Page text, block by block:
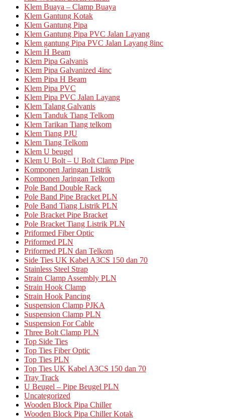
Klem Buaya – Clamp Buaya
Klem Gantung Kotak
Klem Gantung Pipa
Klem Gantung Pipa PVC Jalan Layang
Klem gantung Pipa PVC Jalan Layang 8inc
Klem H Beam
Klem Pipa Galvanis
Klem Pipa Galvanized 4inc
Klem Pipa H Beam
Klem Pipa PVC
Klem Pipa PVC Jalan Layang
Klem Talang Galvanis
Klem Tanduk Tiang Telkom
Klem Tarikan Tiang telkom
Klem Tiang PJU
Klem Tiang Telkom
Klem U beugel
Klem U Bolt – U Bolt Clamp Pipe
Komponen Jaringan Listrik
Komponen Jaringan Telkom
Pole Band Double Rack
Pole Band Pipe Bracket PLN
Pole Band Tiang Listrik PLN
Pole Bracket Pipe Bracket
Pole Bracket Tiang Listrik PLN
Priformed Fiber Optic
Priformed PLN
Priformed PLN dan Telkom
Side Ties UK Kabel A3CS 150 dan 70
Stainless Steel Strap
Strain Clamp Assembly PLN
Strain Hook Clamp
Strain Hook Pancing
Suspension Clamp PJKA
Suspension Clamp PLN
Suspension For Cable
Three Bolt Clamp PLN
Top Side Ties
Top Ties Fiber Optic
Top Ties PLN
Top Ties UK Kabel A3CS 150 dan 70
Tray Track
U Beugel – Pipe Beugel PLN
Uncategorized
Wooden Block Pipa Chiller
Wooden Block Pipa Chiller Kotak